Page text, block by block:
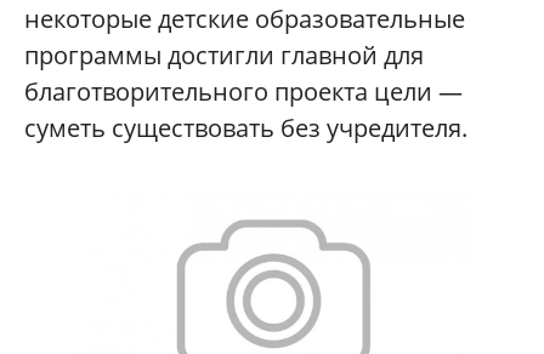
некоторые детские образовательные
программы достигли главной для
благотворительного проекта цели —
суметь существовать без учредителя.